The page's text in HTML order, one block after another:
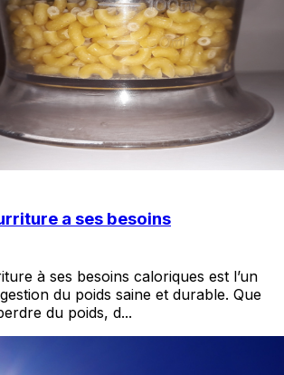
a ses besoins
à ses besoins caloriques est l’un
du poids saine et durable. Que
du poids, d...